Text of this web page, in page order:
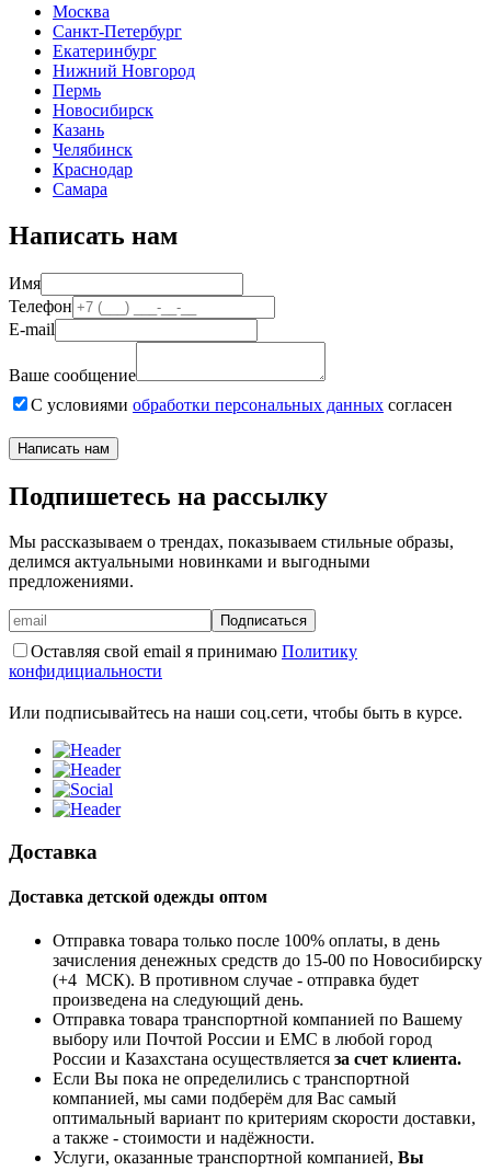
Москва
Санкт-Петербург
Екатеринбург
Нижний Новгород
Пермь
Новосибирск
Казань
Челябинск
Краснодар
Самара
Написать нам
Имя
Телефон
E-mail
Ваше сообщение
С условиями обработки персональных данных согласен
Написать нам
Подпишетесь на рассылку
Мы рассказываем о трендах, показываем стильные образы,
делимся актуальными новинками и выгодными
предложениями.
Подписаться
Оставляя свой email я принимаю Политику
конфидициальности
Или подписывайтесь на наши соц.сети, чтобы быть в курсе.
Доставка
Доставка детской одежды оптом
Отправка товара только после 100% оплаты, в день
зачисления денежных средств до 15-00 по Новосибирску
(+4 МСК). В противном случае - отправка будет
произведена на следующий день.
Отправка товара транспортной компанией по Вашему
выбору или Почтой России и ЕМС в любой город
России и Казахстана осуществляется за счет клиента.
Если Вы пока не определились с транспортной
компанией, мы сами подберём для Вас самый
оптимальный вариант по критериям скорости доставки,
а также - стоимости и надёжности.
Услуги, оказанные транспортной компанией, Вы